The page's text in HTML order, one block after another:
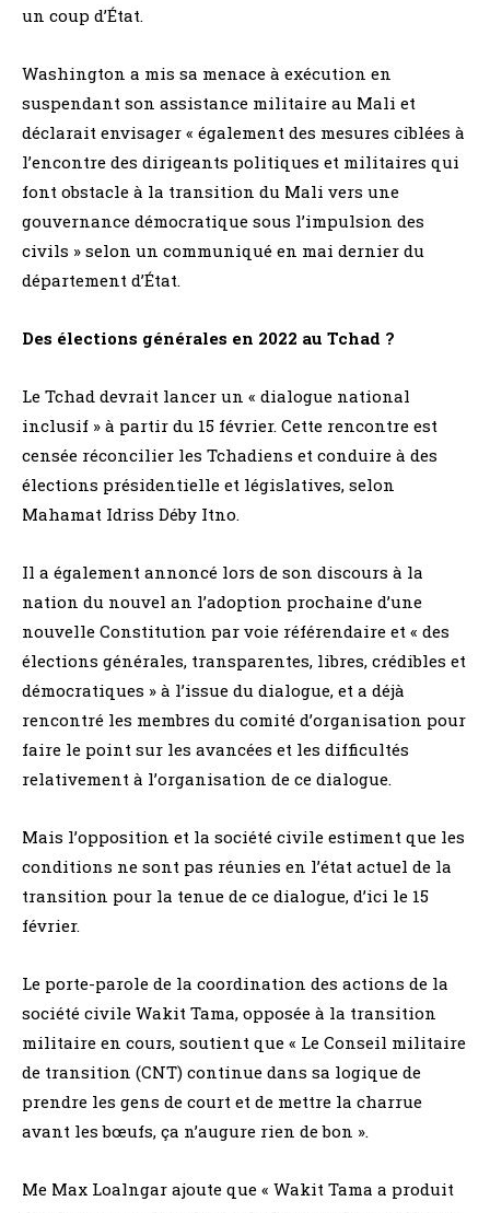
un coup d’État.
Washington a mis sa menace à exécution en
suspendant son assistance militaire au Mali et
déclarait envisager « également des mesures ciblées à
l’encontre des dirigeants politiques et militaires qui
font obstacle à la transition du Mali vers une
gouvernance démocratique sous l’impulsion des
civils » selon un communiqué en mai dernier du
département d’État.
Des élections générales en 2022 au Tchad ?
Le Tchad devrait lancer un « dialogue national
inclusif » à partir du 15 février. Cette rencontre est
censée réconcilier les Tchadiens et conduire à des
élections présidentielle et législatives, selon
Mahamat Idriss Déby Itno.
Il a également annoncé lors de son discours à la
nation du nouvel an l’adoption prochaine d’une
nouvelle Constitution par voie référendaire et « des
élections générales, transparentes, libres, crédibles et
démocratiques » à l’issue du dialogue, et a déjà
rencontré les membres du comité d’organisation pour
faire le point sur les avancées et les difficultés
relativement à l’organisation de ce dialogue.
Mais l’opposition et la société civile estiment que les
conditions ne sont pas réunies en l’état actuel de la
transition pour la tenue de ce dialogue, d’ici le 15
février.
Le porte-parole de la coordination des actions de la
société civile Wakit Tama, opposée à la transition
militaire en cours, soutient que « Le Conseil militaire
de transition (CNT) continue dans sa logique de
prendre les gens de court et de mettre la charrue
avant les bœufs, ça n’augure rien de bon ».
Me Max Loalngar ajoute que « Wakit Tama a produit